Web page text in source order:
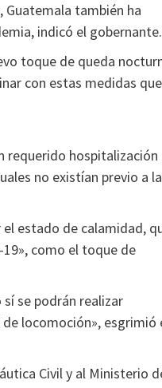
Guatemala también ha
indicó el gobernante.
toque de queda
con estas medidas que
requerido hospitalización
no existían previo a la
estado de calamidad,
como el toque de
se podrán realizar
locomoción», esgrimió
Civil y al Ministerio